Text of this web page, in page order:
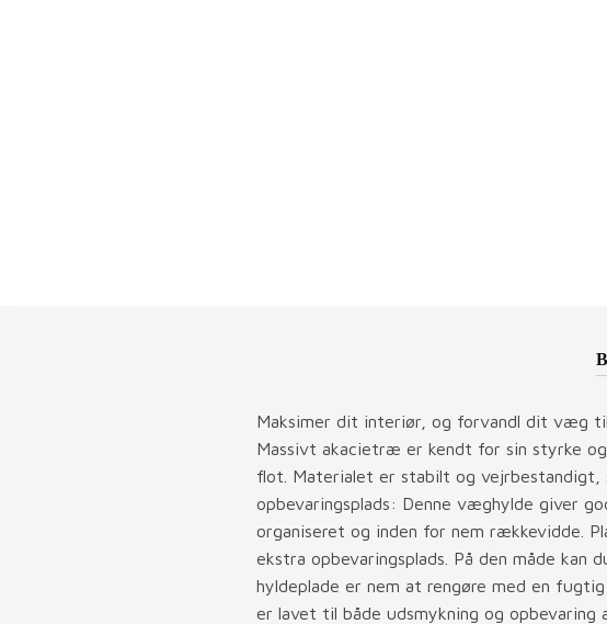
Maksimer dit interiør, og forvandl dit væg
Massivt akacietræ er kendt for sin styrke
flot. Materialet er stabilt og vejrbestandigt,
opbevaringsplads: Denne væghylde giver
organiseret og inden for nem rækkevidde.
ekstra opbevaringsplads. På den måde kan
hyldeplade er nem at rengøre med en
er lavet til både udsmykning og